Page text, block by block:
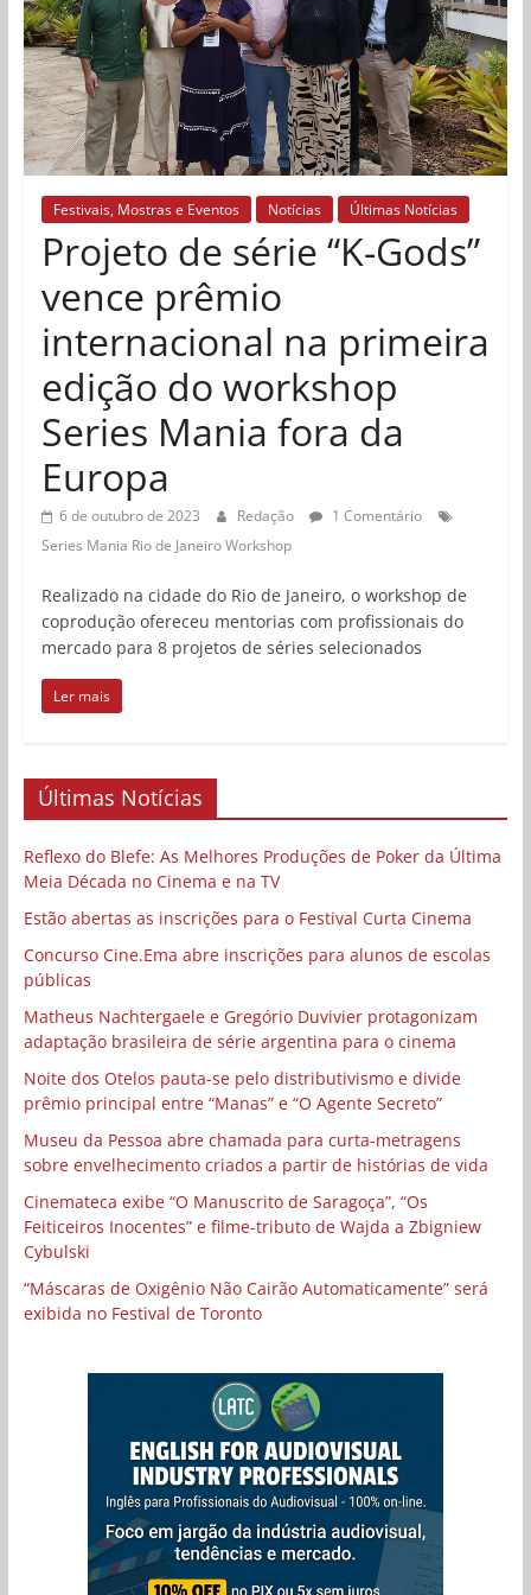
Festivais, Mostras e Eventos Notícias Últimas Notícias
Projeto de série “K-Gods”
vence prêmio
internacional na primeira
edição do workshop
Series Mania fora da
Europa
6 de outubro de 2023 Redação
1 Comentário
Series Mania Rio de Janeiro Workshop
Realizado na cidade do Rio de Janeiro, o workshop de
coprodução ofereceu mentorias com profissionais do
mercado para 8 projetos de séries selecionados
Ler mais
Últimas Notícias
Reflexo do Blefe: As Melhores Produções de Poker da Última
Meia Década no Cinema e na TV
Estão abertas as inscrições para o Festival Curta Cinema
Concurso Cine.Ema abre inscrições para alunos de escolas
públicas
Matheus Nachtergaele e Gregório Duvivier protagonizam
adaptação brasileira de série argentina para o cinema
Noite dos Otelos pauta-se pelo distributivismo e divide
prêmio principal entre “Manas” e “O Agente Secreto”
Museu da Pessoa abre chamada para curta-metragens
sobre envelhecimento criados a partir de histórias de vida
Cinemateca exibe “O Manuscrito de Saragoça”, “Os
Feiticeiros Inocentes” e filme-tributo de Wajda a Zbigniew
Cybulski
“Máscaras de Oxigênio Não Cairão Automaticamente” será
exibida no Festival de Toronto